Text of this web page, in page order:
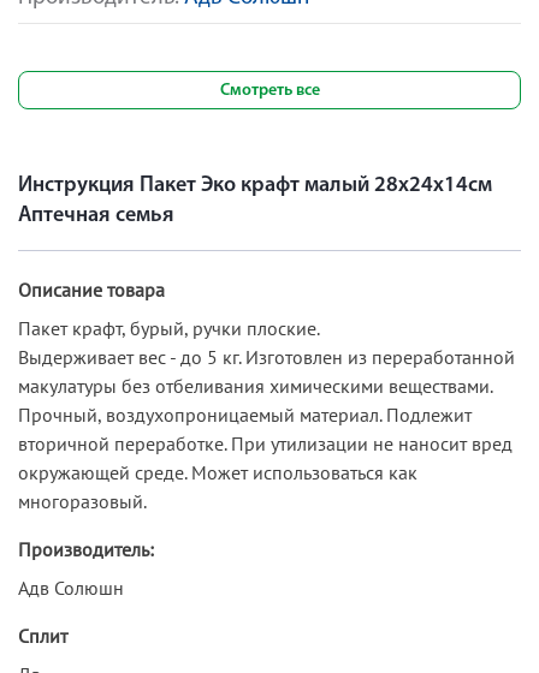
Смотреть все
Инструкция Пакет Эко крафт малый 28х24х14см
Аптечная семья
Описание товара
Пакет крафт, бурый, ручки плоские.
Выдерживает вес - до 5 кг. Изготовлен из переработанной
макулатуры без отбеливания химическими веществами.
Прочный, воздухопроницаемый материал. Подлежит
вторичной переработке. При утилизации не наносит вред
окружающей среде. Может использоваться как
многоразовый.
Производитель:
Адв Солюшн
Сплит